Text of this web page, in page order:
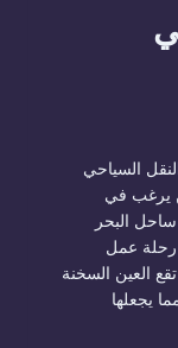
السياحي
يرغب في
البحر
رحلة عمل
العين السخنة
يجعلها